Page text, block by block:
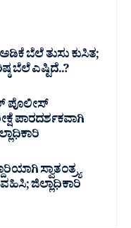
ಬೆಲೆ ತುಸು‌ ಕುಸಿತ;
ಬೆಲೆ ಎಷ್ಟಿದೆ..?
ಪೊಲೀಸ್
ಪಾರದರ್ಶಕವಾಗಿ
ಸ್ವಾತಂತ್ರ್ಯ
ಜಿಲ್ಲಾಧಿಕಾರಿ